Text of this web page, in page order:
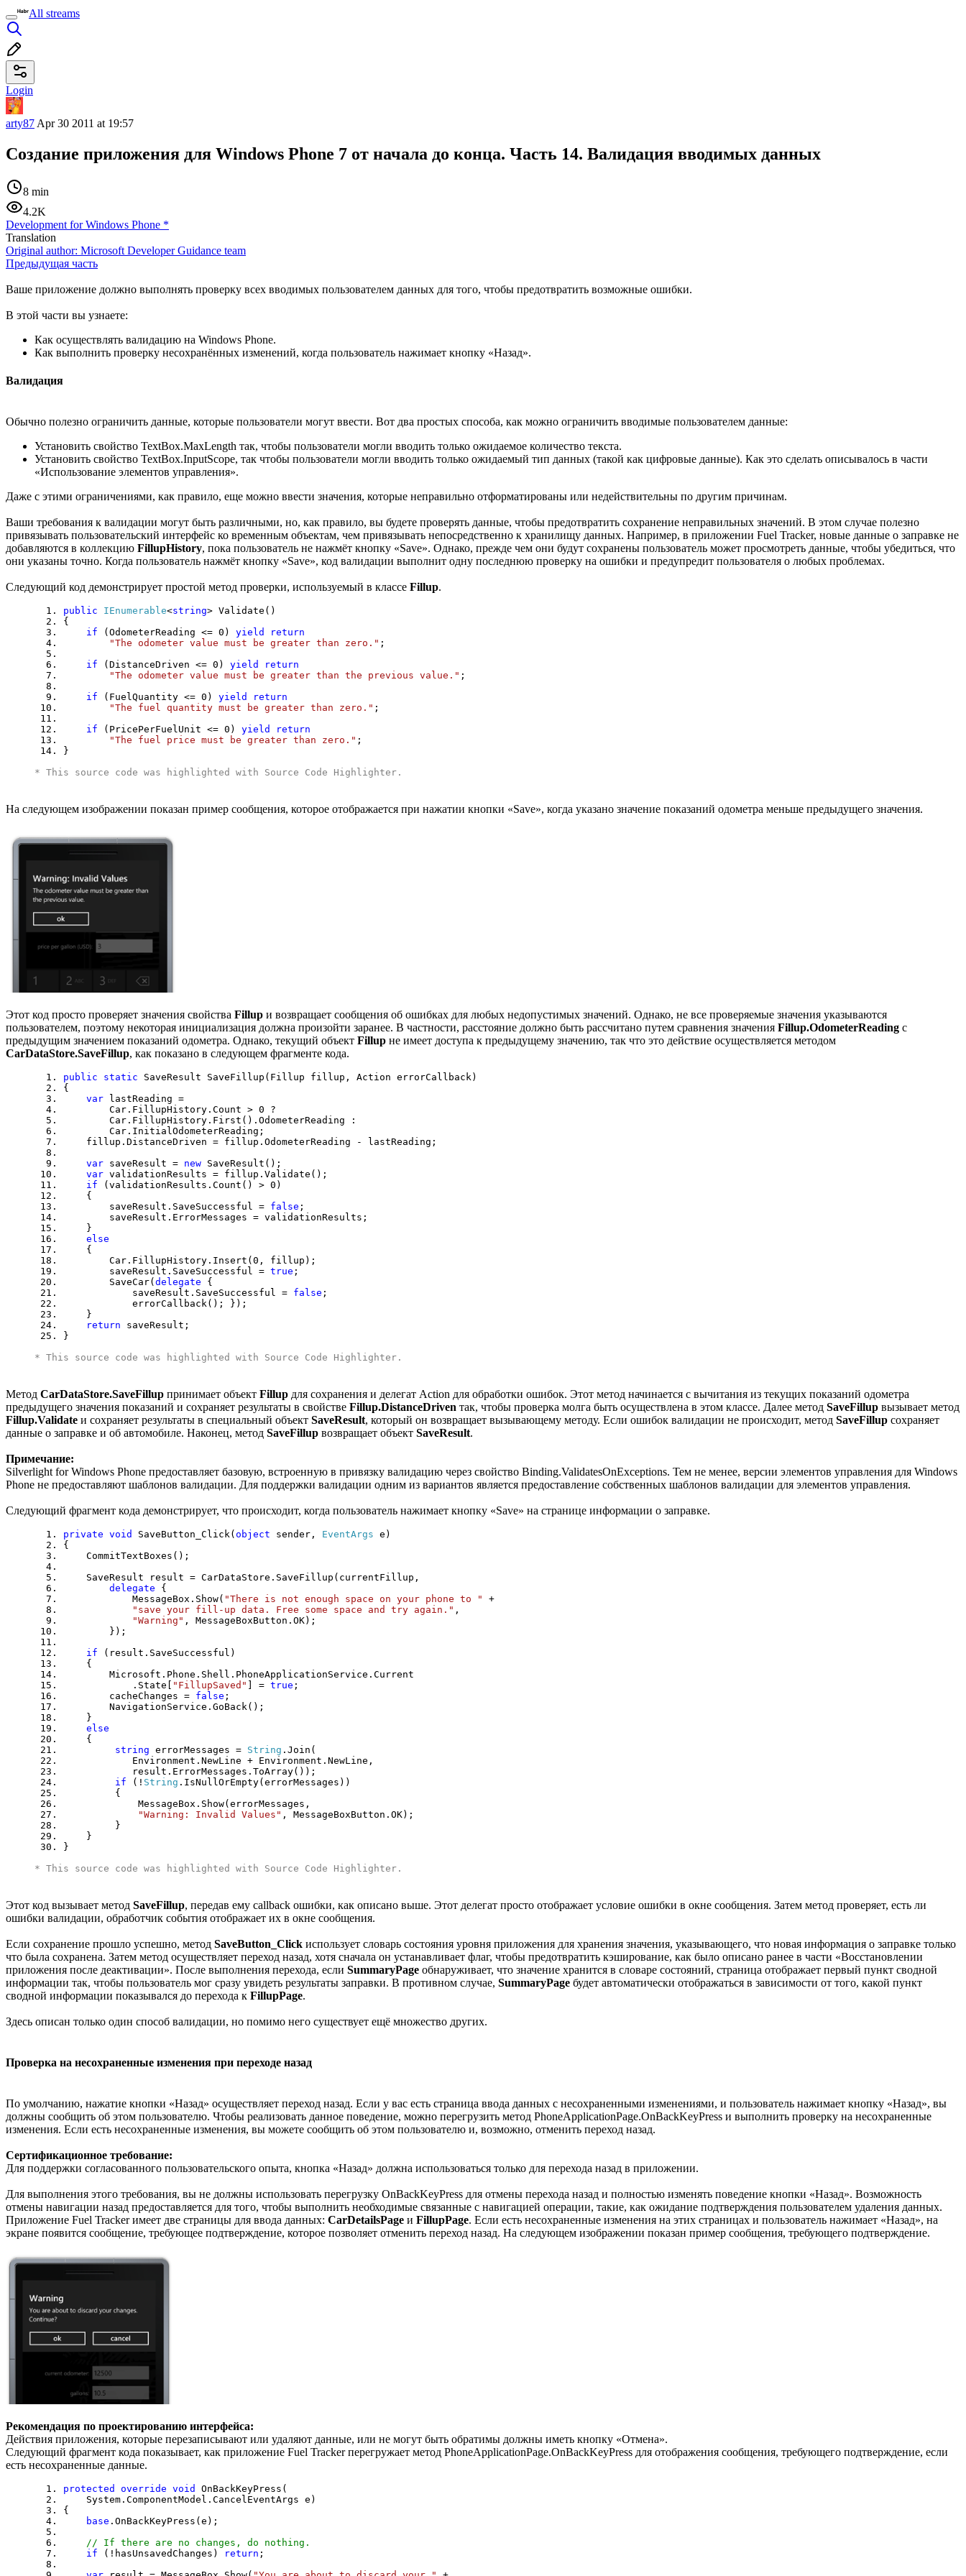
All streams
Login
arty87 Apr 30 2011 at 19:57
Создание приложения для Windows Phone 7 от начала до конца. Часть 14. Валидация вводимых данных
8 min
4.2K
Development for Windows Phone *
Translation
Original author: Microsoft Developer Guidance team
Предыдущая часть
Ваше приложение должно выполнять проверку всех вводимых пользователем данных для того, чтобы предотвратить возможные ошибки.
В этой части вы узнаете:
Как осуществлять валидацию на Windows Phone.
Как выполнить проверку несохранённых изменений, когда пользователь нажимает кнопку «Назад».
Валидация
Обычно полезно ограничить данные, которые пользователи могут ввести. Вот два простых способа, как можно ограничить вводимые пользователем данные:
Установить свойство TextBox.MaxLength так, чтобы пользователи могли вводить только ожидаемое количество текста.
Установить свойство TextBox.InputScope, так чтобы пользователи могли вводить только ожидаемый тип данных (такой как цифровые данные). Как это сделать описывалось в части
«Использование элементов управления».
Даже с этими ограничениями, как правило, еще можно ввести значения, которые неправильно отформатированы или недействительны по другим причинам.
Ваши требования к валидации могут быть различными, но, как правило, вы будете проверять данные, чтобы предотвратить сохранение неправильных значений. В этом случае полезно
привязывать пользовательский интерфейс ко временным объектам, чем привязывать непосредственно к хранилищу данных. Например, в приложении Fuel Tracker, новые данные о заправке не
добавляются в коллекцию FillupHistory, пока пользователь не нажмёт кнопку «Save». Однако, прежде чем они будут сохранены пользователь может просмотреть данные, чтобы убедиться, что
они указаны точно. Когда пользователь нажмёт кнопку «Save», код валидации выполнит одну последнюю проверку на ошибки и предупредит пользователя о любых проблемах.
Следующий код демонстрирует простой метод проверки, используемый в классе Fillup.
public IEnumerable<string> Validate()
{
if (OdometerReading <= 0) yield
return
"The odometer value must be greater than zero." ;
if (DistanceDriven <= 0) yield
return
"The odometer value must be greater than the previous value." ;
if (FuelQuantity <= 0) yield
return
"The fuel quantity must be greater than zero." ;
if (PricePerFuelUnit <= 0) yield
return
"The fuel price must be greater than zero." ;
}
* This source code was highlighted with Source Code Highlighter .
На следующем изображении показан пример сообщения, которое отображается при нажатии кнопки «Save», когда указано значение показаний одометра меньше предыдущего значения.
Этот код просто проверяет значения свойства Fillup и возвращает сообщения об ошибках для любых недопустимых значений. Однако, не все проверяемые значения указываются
пользователем, поэтому некоторая инициализация должна произойти заранее. В частности, расстояние должно быть рассчитано путем сравнения значения Fillup.OdometerReading с
предыдущим значением показаний одометра. Однако, текущий объект Fillup не имеет доступа к предыдущему значению, так что это действие осуществляется методом
CarDataStore.SaveFillup, как показано в следующем фрагменте кода.
public static SaveResult SaveFillup(Fillup fillup, Action errorCallback)
{
var lastReading =
Car.FillupHistory.Count > 0 ?
Car.FillupHistory.First().OdometerReading :
Car.InitialOdometerReading;
fillup.DistanceDriven = fillup.OdometerReading - lastReading;
var saveResult = new SaveResult();
var validationResults = fillup.Validate();
if (validationResults.Count() > 0)
{
saveResult.SaveSuccessful = false ;
saveResult.ErrorMessages = validationResults;
}
else
{
Car.FillupHistory.Insert(0, fillup);
saveResult.SaveSuccessful = true ;
SaveCar( delegate {
saveResult.SaveSuccessful = false ;
errorCallback(); });
}
return saveResult;
}
* This source code was highlighted with Source Code Highlighter .
Метод CarDataStore.SaveFillup принимает объект Fillup для сохранения и делегат Action для обработки ошибок. Этот метод начинается с вычитания из текущих показаний одометра
предыдущего значения показаний и сохраняет результаты в свойстве Fillup.DistanceDriven так, чтобы проверка молга быть осуществлена в этом классе. Далее метод SaveFillup вызывает метод
Fillup.Validate и сохраняет результаты в специальный объект SaveResult, который он возвращает вызывающему методу. Если ошибок валидации не происходит, метод SaveFillup сохраняет
данные о заправке и об автомобиле. Наконец, метод SaveFillup возвращает объект SaveResult.
Примечание:
Silverlight for Windows Phone предоставляет базовую, встроенную в привязку валидацию через свойство Binding.ValidatesOnExceptions. Тем не менее, версии элементов управления для Windows
Phone не предоставляют шаблонов валидации. Для поддержки валидации одним из вариантов является предоставление собственных шаблонов валидации для элементов управления.
Следующий фрагмент кода демонстрирует, что происходит, когда пользователь нажимает кнопку «Save» на странице информации о заправке.
private void SaveButton_Click( object sender, EventArgs e)
{
CommitTextBoxes();
SaveResult result = CarDataStore.SaveFillup(currentFillup,
delegate {
MessageBox.Show( "There is not enough space on your phone to "
+
"save your fill-up data. Free some space and try again." ,
"Warning" , MessageBoxButton.OK);
});
if (result.SaveSuccessful)
{
Microsoft.Phone.Shell.PhoneApplicationService.Current
.State[
"FillupSaved" ] = true ;
cacheChanges = false ;
NavigationService.GoBack();
}
else
{
string errorMessages = String .Join(
Environment.NewLine + Environment.NewLine,
result.ErrorMessages.ToArray());
if (! String .IsNullOrEmpty(errorMessages))
{
MessageBox.Show(errorMessages,
"Warning: Invalid Values" , MessageBoxButton.OK);
}
}
}
* This source code was highlighted with Source Code Highlighter .
Этот код вызывает метод SaveFillup, передав ему callback ошибки, как описано выше. Этот делегат просто отображает условие ошибки в окне сообщения. Затем метод проверяет, есть ли
ошибки валидации, обработчик события отображает их в окне сообщения.
Если сохранение прошло успешно, метод SaveButton_Click использует словарь состояния уровня приложения для хранения значения, указывающего, что новая информация о заправке только
что была сохранена. Затем метод осуществляет переход назад, хотя сначала он устанавливает флаг, чтобы предотвратить кэширование, как было описано ранее в части «Восстановлении
приложения после деактивации». После выполнения перехода, если SummaryPage обнаруживает, что значение хранится в словаре состояний, страница отображает первый пункт сводной
информации так, чтобы пользователь мог сразу увидеть результаты заправки. В противном случае, SummaryPage будет автоматически отображаться в зависимости от того, какой пункт
сводной информации показывался до перехода к FillupPage.
Здесь описан только один способ валидации, но помимо него существует ещё множество других.
Проверка на несохраненные изменения при переходе назад
По умолчанию, нажатие кнопки «Назад» осуществляет переход назад. Если у вас есть страница ввода данных с несохраненными изменениями, и пользователь нажимает кнопку «Назад», вы
должны сообщить об этом пользователю. Чтобы реализовать данное поведение, можно перегрузить метод PhoneApplicationPage.OnBackKeyPress и выполнить проверку на несохраненные
изменения. Если есть несохраненные изменения, вы можете сообщить об этом пользователю и, возможно, отменить переход назад.
Сертификационное требование:
Для поддержки согласованного пользовательского опыта, кнопка «Назад» должна использоваться только для перехода назад в приложении.
Для выполнения этого требования, вы не должны использовать перегрузку OnBackKeyPress для отмены перехода назад и полностью изменять поведение кнопки «Назад». Возможность
отмены навигации назад предоставляется для того, чтобы выполнить необходимые связанные с навигацией операции, такие, как ожидание подтверждения пользователем удаления данных.
Приложение Fuel Tracker имеет две страницы для ввода данных: CarDetailsPage и FillupPage. Если есть несохраненные изменения на этих страницах и пользователь нажимает «Назад», на
экране появится сообщение, требующее подтверждение, которое позволяет отменить переход назад. На следующем изображении показан пример сообщения, требующего подтверждение.
Рекомендация по проектированию интерфейса:
Действия приложения, которые перезаписывают или удаляют данные, или не могут быть обратимы должны иметь кнопку «Отмена».
Следующий фрагмент кода показывает, как приложение Fuel Tracker перегружает метод PhoneApplicationPage.OnBackKeyPress для отображения сообщения, требующего подтверждение, если
есть несохраненные данные.
protected override void
OnBackKeyPress(
System.ComponentModel.CancelEventArgs e)
{
base .OnBackKeyPress(e);
// If there are no changes, do nothing.
if (!hasUnsavedChanges) return ;